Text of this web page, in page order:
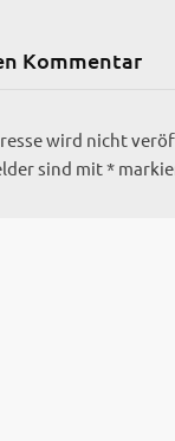
Kommentar
wird nicht
sind mit*